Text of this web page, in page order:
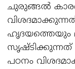
ചുരുങ്ങല്‍
ഹൃദയത്തെയും
സൃഷ്ടിക്കുന്നത്
പഠനം